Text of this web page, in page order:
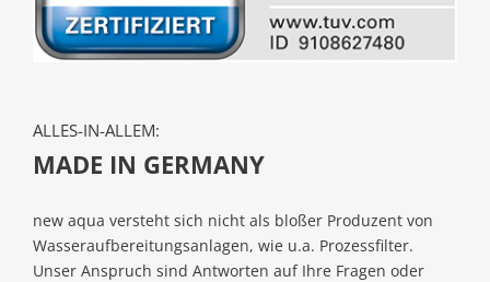
ALLES-IN-ALLEM:
MADE IN GERMANY
new aqua versteht sich nicht als bloßer Produzent von
Wasseraufbereitungsanlagen, wie u.a. Prozessfilter.
Unser Anspruch sind Antworten auf Ihre Fragen oder